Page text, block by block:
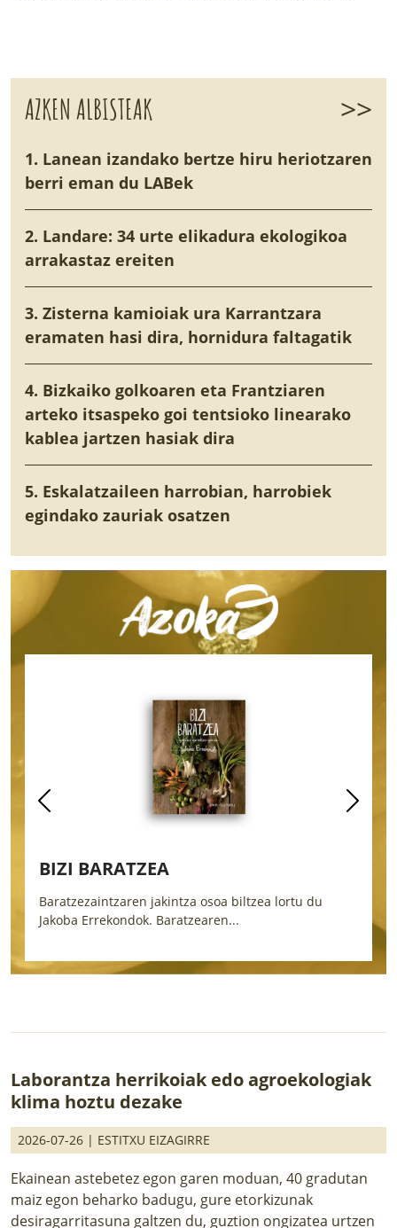
AZKEN ALBISTEAK >>
1. Lanean izandako bertze hiru heriotzaren
berri eman du LABek
2. Landare: 34 urte elikadura ekologikoa
arrakastaz ereiten
3. Zisterna kamioiak ura Karrantzara
eramaten hasi dira, hornidura faltagatik
4. Bizkaiko golkoaren eta Frantziaren
arteko itsaspeko goi tentsioko linearako
kablea jartzen hasiak dira
5. Eskalatzaileen harrobian, harrobiek
egindako zauriak osatzen
lortu du
BIZITZA BATEN TXATALAK
Onintza Enbeitak idatzia da. Feli
bizipenak jaso ditu,...
Laborantza herrikoiak edo agroekologiak
klima hoztu dezake
2026-07-26 | ESTITXU EIZAGIRRE
Ekainean astebetez egon garen moduan, 40 gradutan
maiz egon beharko badugu, gure etorkizunak
desiragarritasuna galtzen du, guztion ongizatea urtzen